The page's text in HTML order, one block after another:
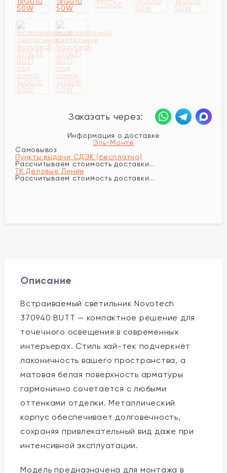
Заказать через:
Информация о доставке
Эль-Монте
Самовывоз
Пункты выдачи СДЭК (бесплатно)
Рассчитываем стоимость доставки...
ТК Деловые Линии
Рассчитываем стоимость доставки...
Описание
Встраиваемый светильник Novotech
370940 BUTT — компактное решение для
точечного освещения в современных
интерьерах. Стиль хай-тек подчеркнёт
лаконичность вашего пространства, а
матовая белая поверхность арматуры
гармонично сочетается с любыми
оттенками отделки. Металлический
корпус обеспечивает долговечность,
сохраняя привлекательный вид даже при
интенсивной эксплуатации.
Модель предназначена для монтажа в